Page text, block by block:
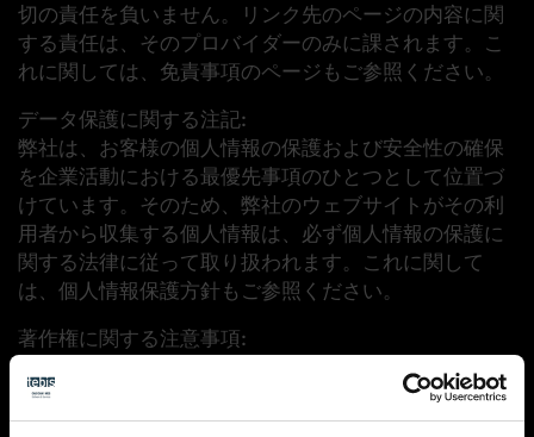
切の責任を負いません。リンク先のページの内容に関
する責任は、そのプロバイダーのみに課されます。こ
れに関しては、免責事項のページもご参照ください。
データ保護に関する注記:
弊社は、お客様の個人情報の保護および安全性の確保
を企業活動における最優先事項のひとつとして位置づ
けています。そのため、弊社のウェブサイトがその利
用者から収集する個人情報は、必ず個人情報の保護に
関する法律に従って取り扱われます。これに関して
は、個人情報保護方針もご参照ください。
著作権に関する注意事項:
作権で保護されています。当ウェブサイトに掲載され
ているコンテンツの一部または全ての使用、複製、転